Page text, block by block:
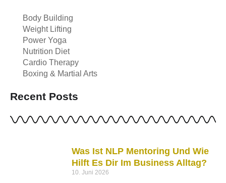
Body Building
Weight Lifting
Power Yoga
Nutrition Diet
Cardio Therapy
Boxing & Martial Arts
Recent Posts
Was Ist NLP Mentoring Und Wie
Hilft Es Dir Im Business Alltag?
10. Juni 2026